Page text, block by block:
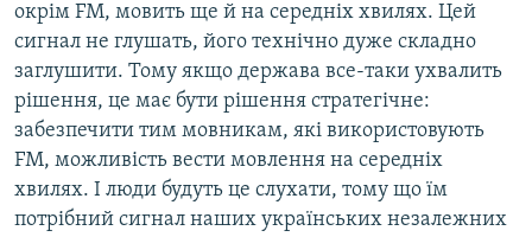
окрім FM, мовить ще й на середніх хвилях. Цей
сигнал не глушать, його технічно дуже складно
заглушити. Тому якщо держава все-таки ухвалить
рішення, це має бути рішення стратегічне:
забезпечити тим мовникам, які використовують
FM, можливість вести мовлення на середніх
хвилях. І люди будуть це слухати, тому що їм
потрібний сигнал наших українських незалежних